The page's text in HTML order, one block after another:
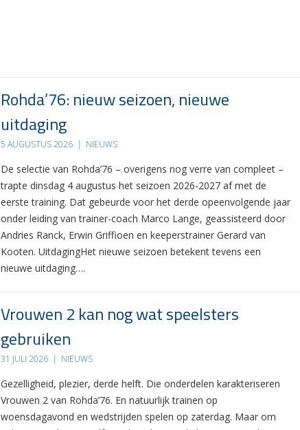
Rohda’76: nieuw seizoen, nieuwe
uitdaging
5 AUGUSTUS 2026 | NIEUWS
De selectie van Rohda’76 – overigens nog verre van compleet –
trapte dinsdag 4 augustus het seizoen 2026-2027 af met de
eerste training. Dat gebeurde voor het derde opeenvolgende jaar
onder leiding van trainer-coach Marco Lange, geassisteerd door
Andries Ranck, Erwin Griffioen en keeperstrainer Gerard van
Kooten. UitdagingHet nieuwe seizoen betekent tevens een
nieuwe uitdaging….
Vrouwen 2 kan nog wat speelsters
gebruiken
31 JULI 2026 | NIEUWS
Gezelligheid, plezier, derde helft. Die onderdelen karakteriseren
Vrouwen 2 van Rohda’76. En natuurlijk trainen op
woensdagavond en wedstrijden spelen op zaterdag. Maar om